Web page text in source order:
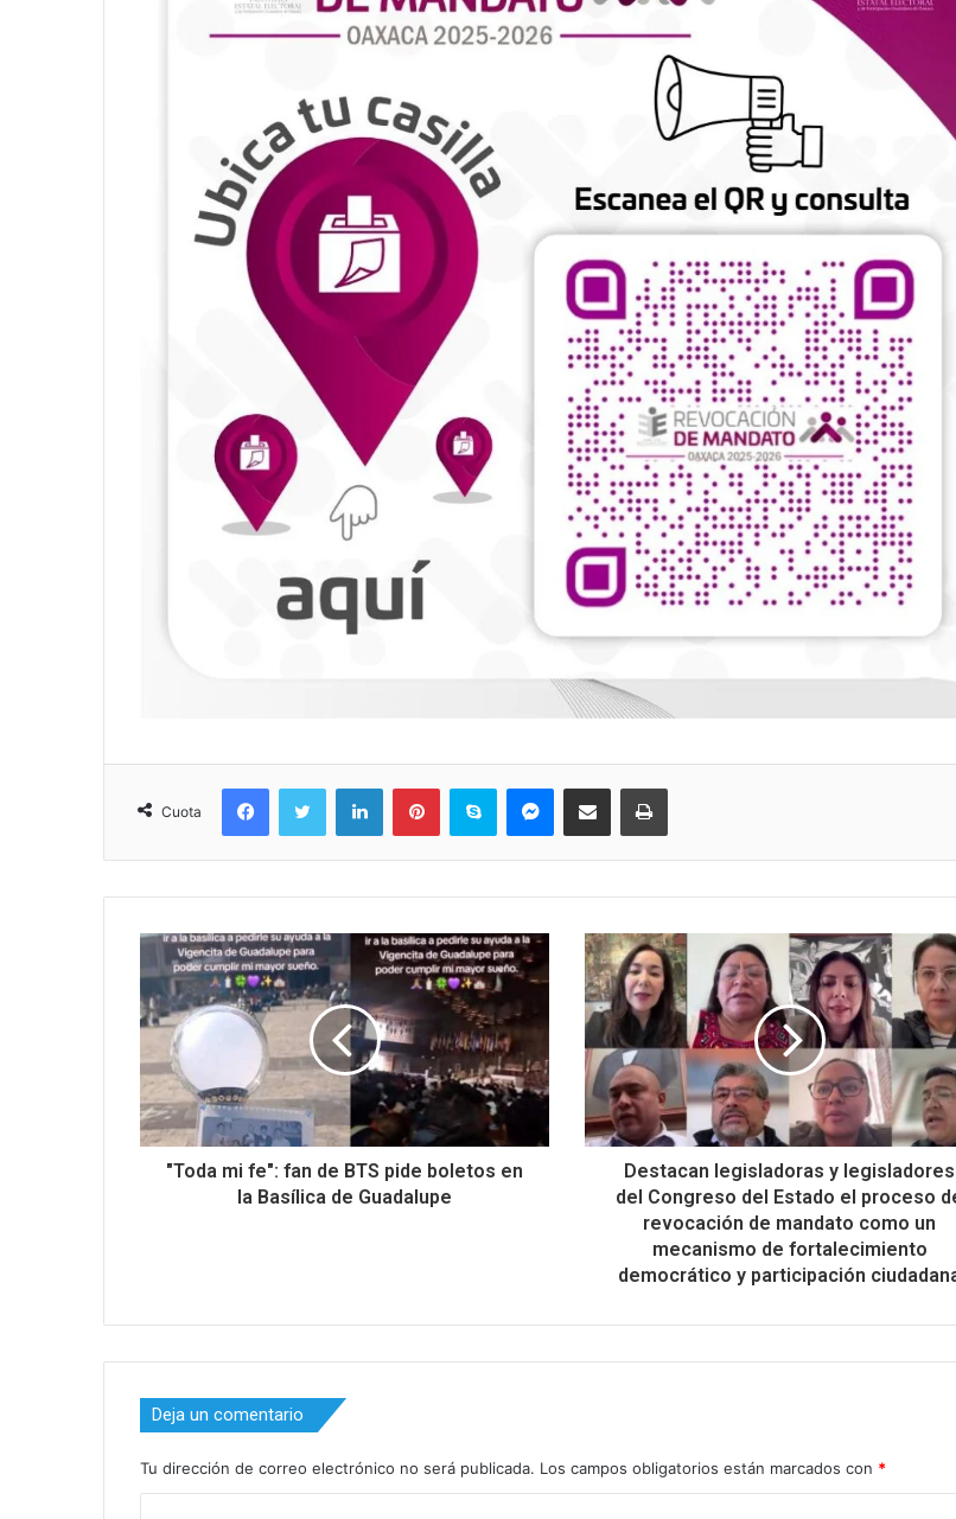
Cuota
FacebookTwitter LinkedInPinterestSkype MessengerCompartir via correo electrónicoImpresión
"Toda mi fe": fan de BTS pide boletos en
la Basílica de Guadalupe
Destacan legisladoras y legisladores
del Congreso del Estado el proceso
revocación de mandato como un
mecanismo de fortalecimiento
democrático y participación
Deja un comentario
Tu dirección de correo electrónico no será publicada. Los campos obligatorios están marcados con *